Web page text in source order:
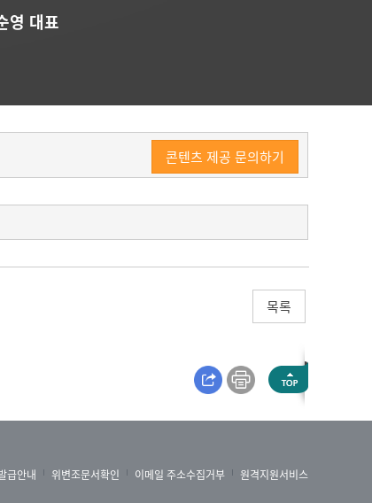
영 대표
콘텐츠 제공 문의하기
목록
급안내 위변조문서확인 이메일 주소수집거부 원격지원서비스